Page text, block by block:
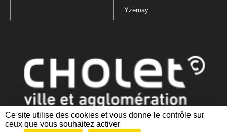
Ce site utilise des cookies et vous donne le contrôle sur
ceux que vous souhaitez activer
Yzernay
Mentions légales|Politique de confidentialité